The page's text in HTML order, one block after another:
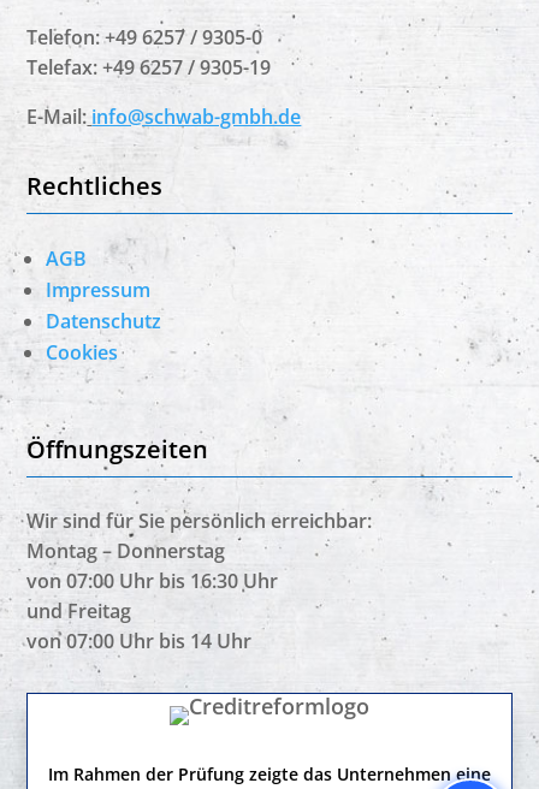
Telefon: +49 6257 / 9305-0
Telefax: +49 6257 / 9305-19
E-Mail: info@schwab-gmbh.de
Rechtliches
AGB
Impressum
Datenschutz
Cookies
Öffnungszeiten
Wir sind für Sie persönlich erreichbar:
Montag – Donnerstag
von 07:00 Uhr bis 16:30 Uhr
und Freitag
von 07:00 Uhr bis 14 Uhr
Im Rahmen der Prüfung zeigte das Unternehmen eine